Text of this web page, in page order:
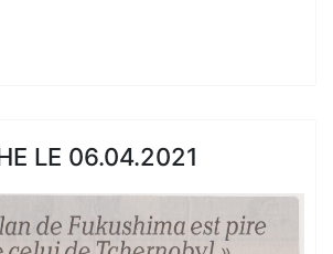
LE 06.04.2021